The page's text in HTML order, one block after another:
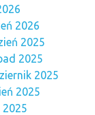
2026
2025
2025
2025
2025
2025